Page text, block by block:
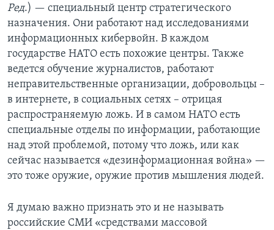
Pед.) — специальный центр стратегического
назначения. Они работают над исследованиями
информационных кибервойн. В каждом
государстве НАТО есть похожие центры. Также
ведется обучение журналистов, работают
неправительственные организации, добровольцы –
в интернете, в социальных сетях – отрицая
распространяемую ложь. И в самом НАТО есть
специальные отделы по информации, работающие
над этой проблемой, потому что ложь, или как
сейчас называется «дезинформационная война» —
это тоже оружие, оружие против мышления людей.
Я думаю важно признать это и не называть
российские СМИ «средствами массовой